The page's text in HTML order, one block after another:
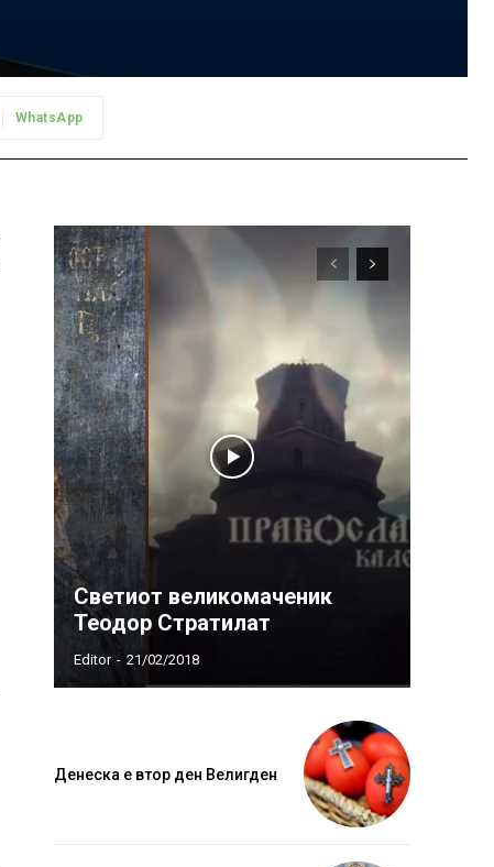
WhatsApp
Светиот великомаченик
Теодор Стратилат
Editor - 21/02/2018
Денеска е втор ден Велигден